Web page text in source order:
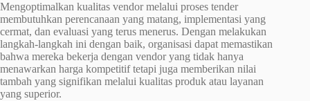
Mengoptimalkan kualitas vendor melalui proses tender
membutuhkan perencanaan yang matang, implementasi yang
cermat, dan evaluasi yang terus menerus. Dengan melakukan
langkah-langkah ini dengan baik, organisasi dapat memastikan
bahwa mereka bekerja dengan vendor yang tidak hanya
menawarkan harga kompetitif tetapi juga memberikan nilai
tambah yang signifikan melalui kualitas produk atau layanan
yang superior.